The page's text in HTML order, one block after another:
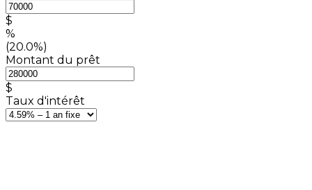
$
%
(20.0%)
Montant du prêt
$
Taux d'intérêt